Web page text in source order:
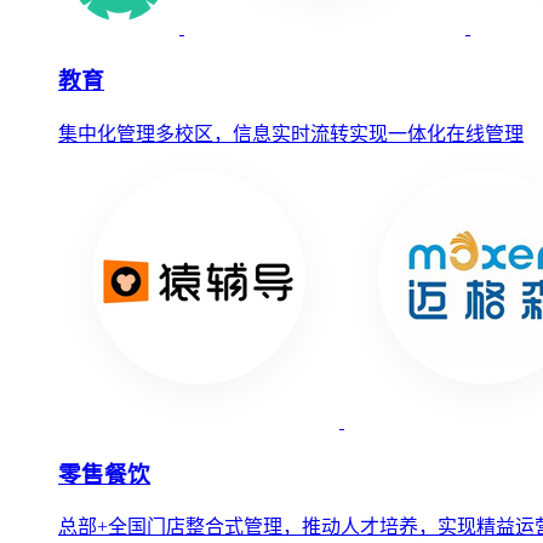
教育
集中化管理多校区，信息实时流转实现一体化在线管理
零售餐饮
总部+全国门店整合式管理，推动人才培养，实现精益运